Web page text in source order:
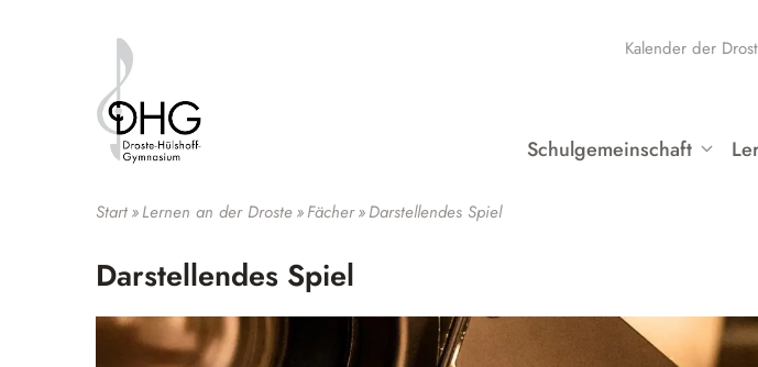
Kalender der
Suche
Schulgemeinschaft
Schulsozialarbeit
Start»Lernen an der Droste»Fächer»Darstellendes Spiel
Darstellendes Spiel